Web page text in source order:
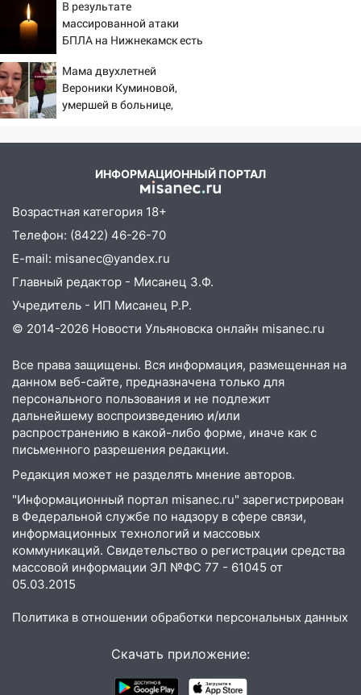
современные автомобили
06:30
Какая погода будет в Ульяновской
области днем 9 августа
05:05
День, когда всё может
измениться: гороскоп на 9 августа —
три знака получат шанс, который нельзя
упустить
08.08.2026
Во время урагана в Ульяновске на
Волге перевернулась лодка
19:55 В Ульяновске упавшее дерево
заблокировало в машине двух женщин
17:15 В Ульяновской области
ремонтируют девять мостов: один уже
готов, ещё два — почти завершены
урагана 8 августа
16:38 Прогноз погоды в Ульяновской
области на 9 августа
16:34 Из-за мощной непогоды в
Ульяновске отменили фестиваль «Наше
время»
16:17 Мелекесский район первым в
Ульяновской области намолотил более
100 тысяч тонн зерна
15:17 В колледжи и техникумы
Ульяновской области подали более 10
тысяч заявлений
после шторма: поваленные деревья и
затопленные улицы
В результате
массированной атаки
БПЛА на Нижнекамск есть
Мама двухлетней
Вероники Куминовой,
умершей в больнице,
ИНФОРМАЦИОННЫЙ ПОРТАЛ
Возрастная категория 18+
Телефон: (8422) 46-26-70
E-mail: misanec@yandex.ru
Главный редактор - Мисанец З.Ф.
Учредитель - ИП Мисанец Р.Р.
© 2014-2026 Новости Ульяновска онлайн misanec.ru
Все права защищены. Вся информация, размещенная на
данном веб-сайте, предназначена только для
персонального пользования и не подлежит
дальнейшему воспроизведению и/или
распространению в какой-либо форме, иначе как с
письменного разрешения редакции.
Редакция может не разделять мнение авторов.
"Информационный портал misanec.ru" зарегистрирован
в Федеральной службе по надзору в сфере связи,
информационных технологий и массовых
коммуникаций. Свидетельство о регистрации средства
массовой информации ЭЛ №ФС 77 - 61045 от
05.03.2015
Политика в отношении обработки персональных данных
Скачать приложение: